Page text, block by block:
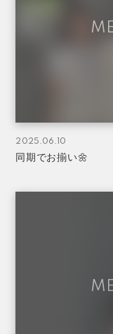
2025.06.10
同期でお揃い🌼